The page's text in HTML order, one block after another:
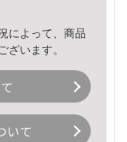
によって、商品
ざいます。
いて